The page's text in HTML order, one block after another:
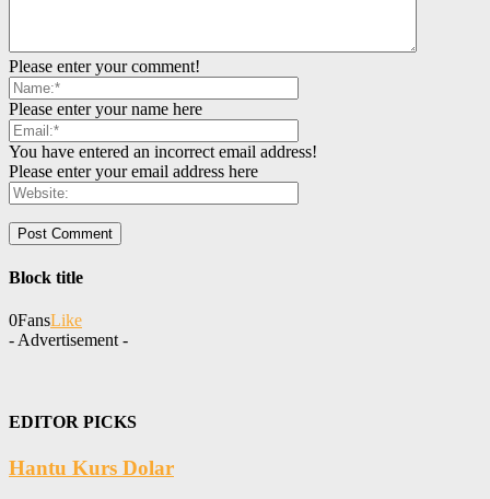
Please enter your comment!
Please enter your name here
You have entered an incorrect email address!
Please enter your email address here
Block title
0FansLike
- Advertisement -
EDITOR PICKS
Hantu Kurs Dolar